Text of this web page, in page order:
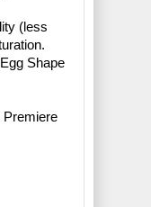
(less
Shape
Premiere